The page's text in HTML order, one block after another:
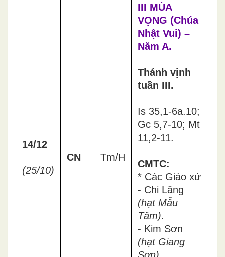
14/12
(25/10)
CN Tm/H
III MÙA
VỌNG (Chúa
Nhật Vui) –
Năm A.
Thánh vịnh
tuần III.
Is 35,1-6a.10;
Gc 5,7-10; Mt
11,2-11.
CMTC:
* Các Giáo xứ
- Chi Lăng
(hạt Mẫu
Tâm).
- Kim Sơn
(hạt Giang
Sơn).